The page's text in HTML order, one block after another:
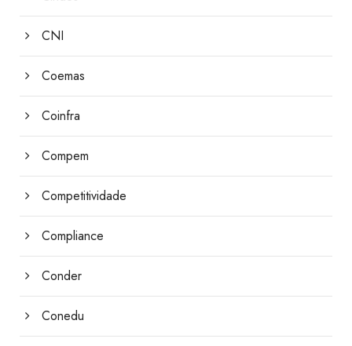
CNI
Coemas
Coinfra
Compem
Competitividade
Compliance
Conder
Conedu